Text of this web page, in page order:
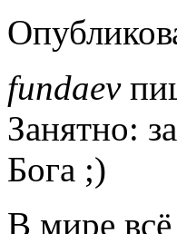
fundaev
Занятно:
Бога ;)
В мире